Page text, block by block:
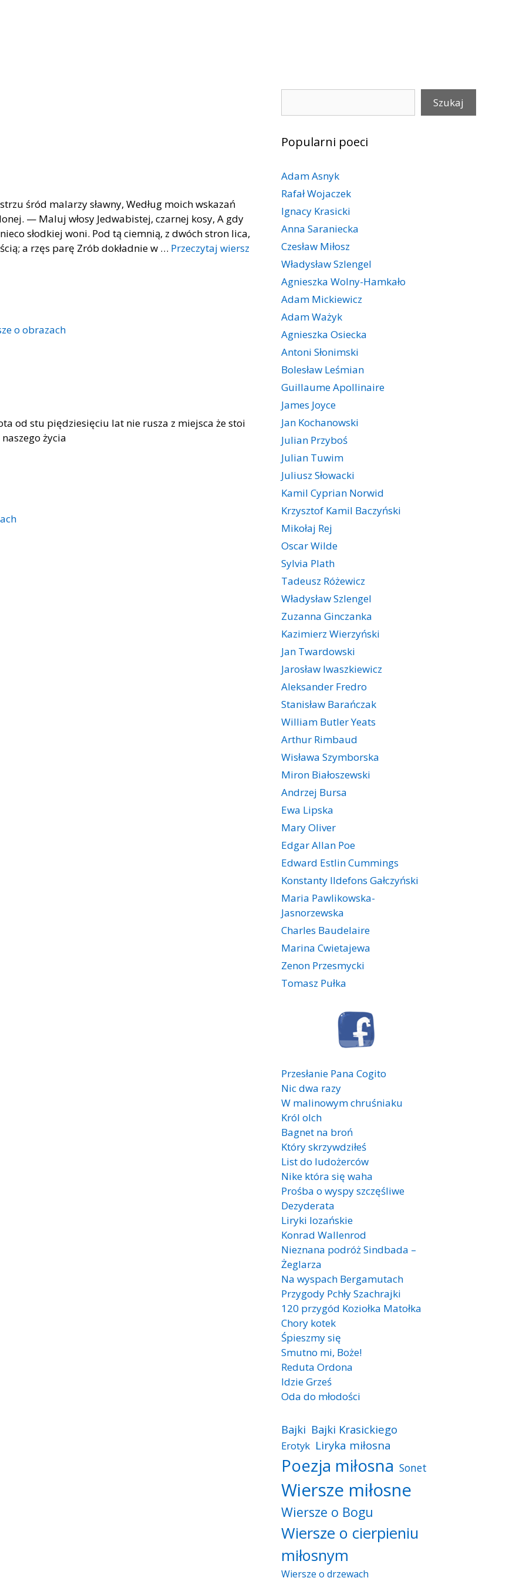
śród malarzy sławny, Według moich wskazań
— Maluj włosy Jedwabistej, czarnej kosy, A gdy
słodkiej woni. Pod tą ciemnią, z dwóch stron lica,
a rzęs parę Zrób dokładnie w … Przeczytaj wiersz
o obrazach
od stu piędziesięciu lat nie rusza z miejsca że stoi
życia
Szukaj
Popularni poeci
Adam Asnyk
Rafał Wojaczek
Ignacy Krasicki
Anna Saraniecka
Czesław Miłosz
Władysław Szlengel
Agnieszka Wolny-Hamkało
Adam Mickiewicz
Adam Ważyk
Agnieszka Osiecka
Antoni Słonimski
Bolesław Leśmian
Guillaume Apollinaire
James Joyce
Jan Kochanowski
Julian Przyboś
Julian Tuwim
Juliusz Słowacki
Kamil Cyprian Norwid
Krzysztof Kamil Baczyński
Mikołaj Rej
Oscar Wilde
Sylvia Plath
Tadeusz Różewicz
Władysław Szlengel
Zuzanna Ginczanka
Kazimierz Wierzyński
Jan Twardowski
Jarosław Iwaszkiewicz
Aleksander Fredro
Stanisław Barańczak
William Butler Yeats
Arthur Rimbaud
Wisława Szymborska
Miron Białoszewski
Andrzej Bursa
Ewa Lipska
Mary Oliver
Edgar Allan Poe
Edward Estlin Cummings
Konstanty Ildefons Gałczyński
Maria Pawlikowska-
Jasnorzewska
Charles Baudelaire
Marina Cwietajewa
Zenon Przesmycki
Tomasz Pułka
Przesłanie Pana Cogito
Nic dwa razy
W malinowym chruśniaku
Król olch
Bagnet na broń
Który skrzywdziłeś
List do ludożerców
Nike która się waha
Prośba o wyspy szczęśliwe
Dezyderata
Liryki lozańskie
Konrad Wallenrod
Nieznana podróż Sindbada –
Żeglarza
Na wyspach Bergamutach
Przygody Pchły Szachrajki
120 przygód Koziołka Matołka
Chory kotek
Śpieszmy się
Smutno mi, Boże!
Reduta Ordona
Idzie Grześ
Oda do młodości
Bajki Bajki Krasickiego
Erotyk Liryka miłosna
Poezja miłosna Sonet
Wiersze miłosne
Wiersze o Bogu
Wiersze o cierpieniu
miłosnym
Wiersze o drzewach